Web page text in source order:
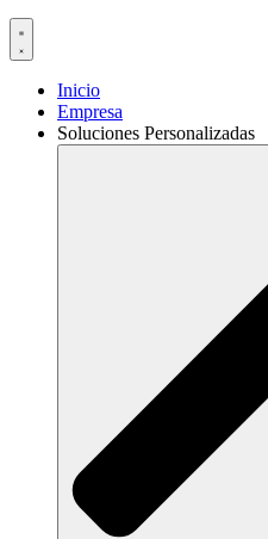
Inicio
Empresa
Soluciones Personalizadas